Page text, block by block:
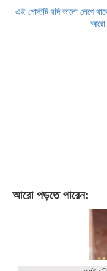
এই পোস্টটি যদি ভালো লেগে
আরো
আরো পড়তে পারেন: